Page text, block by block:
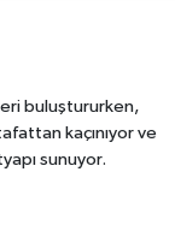
buluştururken,
kaçınıyor ve
sunuyor.